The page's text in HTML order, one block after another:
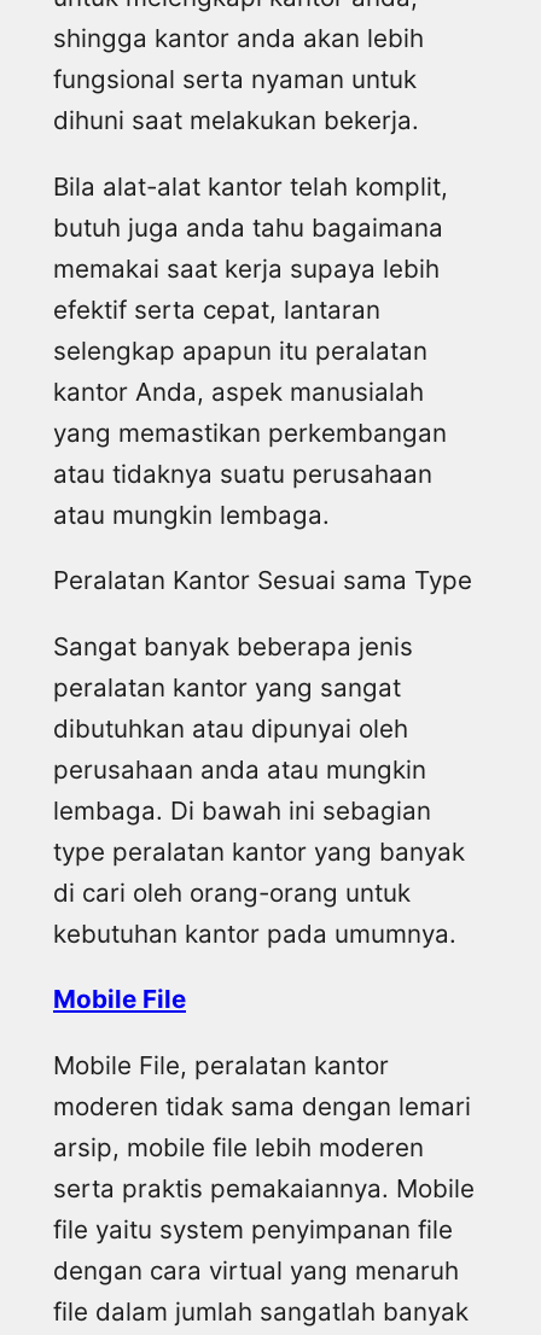
shingga kantor anda akan lebih
fungsional serta nyaman untuk
dihuni saat melakukan bekerja.
Bila alat-alat kantor telah komplit,
butuh juga anda tahu bagaimana
memakai saat kerja supaya lebih
efektif serta cepat, lantaran
selengkap apapun itu peralatan
kantor Anda, aspek manusialah
yang memastikan perkembangan
atau tidaknya suatu perusahaan
atau mungkin lembaga.
Peralatan Kantor Sesuai sama Type
Sangat banyak beberapa jenis
peralatan kantor yang sangat
dibutuhkan atau dipunyai oleh
perusahaan anda atau mungkin
lembaga. Di bawah ini sebagian
type peralatan kantor yang banyak
di cari oleh orang-orang untuk
kebutuhan kantor pada umumnya.
Mobile File
Mobile File, peralatan kantor
moderen tidak sama dengan lemari
arsip, mobile file lebih moderen
serta praktis pemakaiannya. Mobile
file yaitu system penyimpanan file
dengan cara virtual yang menaruh
file dalam jumlah sangatlah banyak